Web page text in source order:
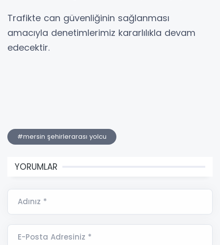
Trafikte can güvenliğinin sağlanması
amacıyla denetimlerimiz kararlılıkla devam
edecektir.
#mersin şehirlerarası yolcu
YORUMLAR
Adınız *
E-Posta Adresiniz *